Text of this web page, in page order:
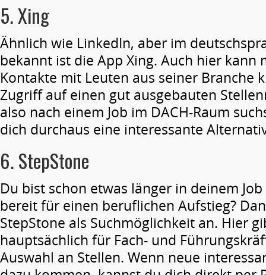
5.Xing
Ähnlich wie LinkedIn, aber im
bekannt ist die App Xing. Auch hier kann
Kontakte mit Leuten aus seiner Branche
Zugriff auf einen gut ausgebauten
also nach einem Job im DACH-Raum
dich durchaus eine interessante
6.StepStone
Du bist schon etwas länger in deinem
bereit für einen beruflichen Aufstieg?
StepStone als Suchmöglichkeit an. Hier
hauptsächlich für Fach- und
Auswahl an Stellen. Wenn neue